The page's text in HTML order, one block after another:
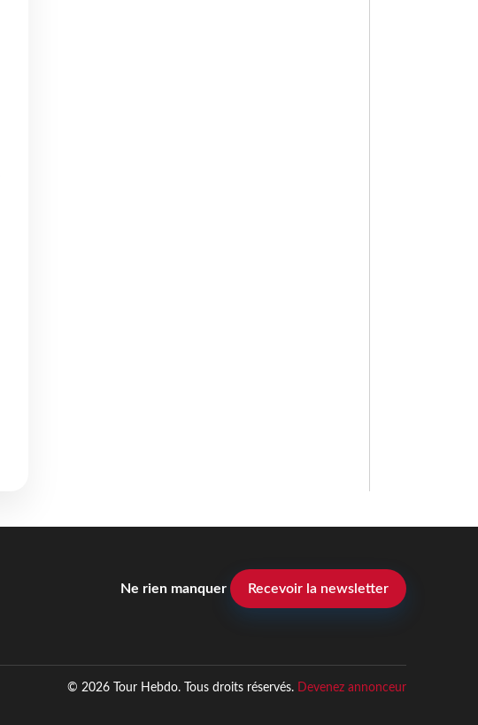
Ne rien manquer Recevoir la newsletter
© 2026 Tour Hebdo. Tous droits réservés. Devenez annonceur